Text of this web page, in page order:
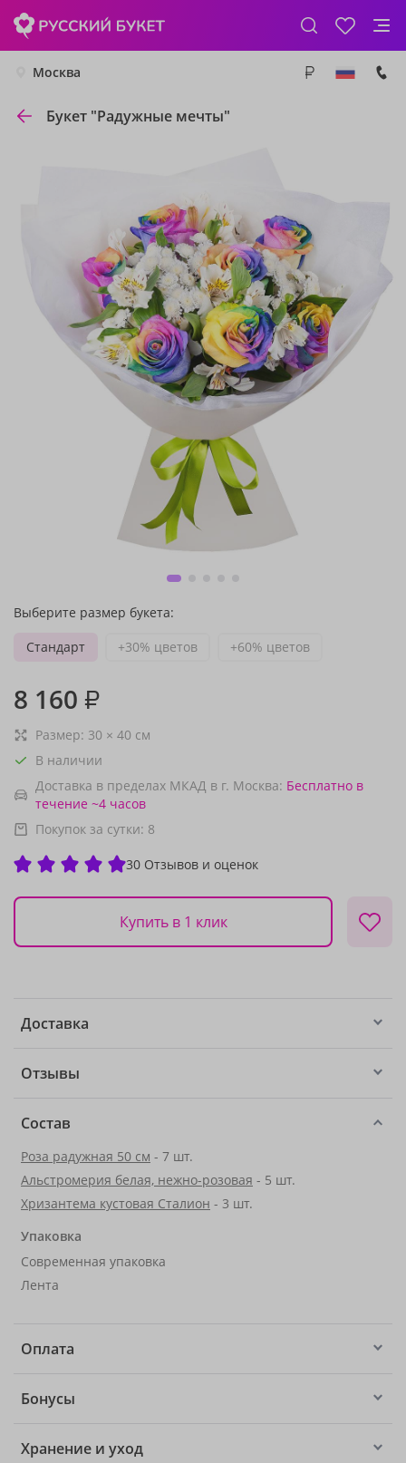
Москва
Букет "Радужные мечты"
Выберите размер букета:
Стандарт
+30% цветов +60% цветов
8 160 ₽
Размер: 30 × 40 см
В наличии
Доставка в пределах МКАД в г. Москва: Бесплатно в
течение ~4 часов
Покупок за сутки: 8
30 Отзывов и оценок
Купить в 1 клик
Доставка
Отзывы
Состав
Роза радужная 50 см - 7 шт.
Альстромерия белая, нежно-розовая - 5 шт.
Хризантема кустовая Сталион - 3 шт.
Упаковка
Современная упаковка
Лента
Оплата
Бонусы
Хранение и уход